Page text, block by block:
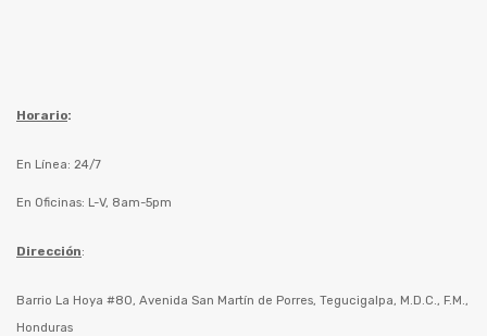
Horario:
En Línea: 24/7
En Oficinas: L-V, 8am-5pm
Dirección:
Barrio La Hoya #80, Avenida San Martín de Porres, Tegucigalpa, M.D.C., F.M.,
Honduras